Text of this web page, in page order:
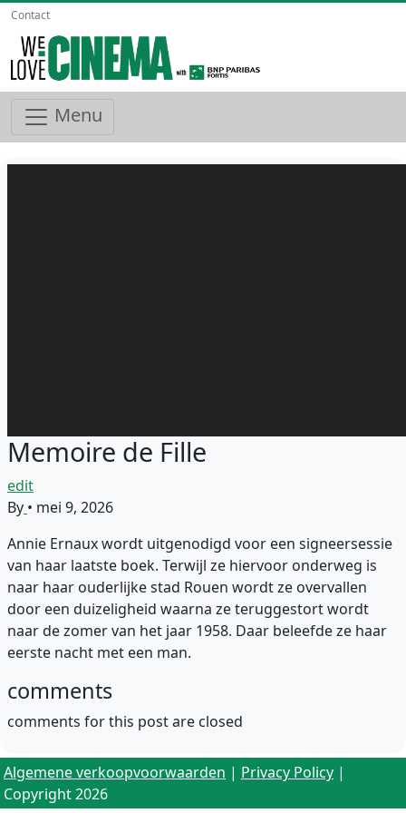
Contact
Menu
Memoire de Fille
edit
By • mei 9, 2026
Annie Ernaux wordt uitgenodigd voor een signeersessie
van haar laatste boek. Terwijl ze hiervoor onderweg is
naar haar ouderlijke stad Rouen wordt ze overvallen
door een duizeligheid waarna ze teruggestort wordt
naar de zomer van het jaar 1958. Daar beleefde ze haar
eerste nacht met een man.
comments
comments for this post are closed
Algemene verkoopvoorwaarden | Privacy Policy |
Copyright 2026